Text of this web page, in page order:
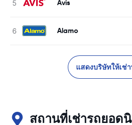
Avis
Alamo
แสดงบริษัทให้เช่
สถานที่เช่ารถยอด